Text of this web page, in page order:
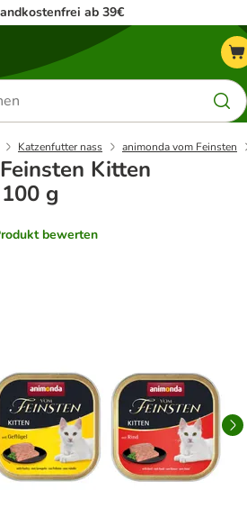
ab 39€
Katzenfutter nass animonda vom Feinsten
Kitten
g
bewerten